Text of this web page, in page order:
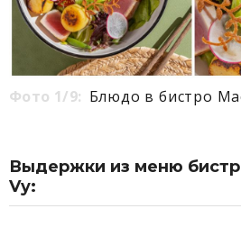
Фото 1/9: Блюдо в бистро
Выдержки из меню
Vy: